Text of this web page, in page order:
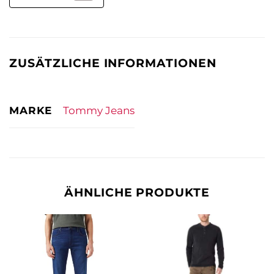
ZUSÄTZLICHE INFORMATIONEN
MARKE Tommy Jeans
ÄHNLICHE PRODUKTE